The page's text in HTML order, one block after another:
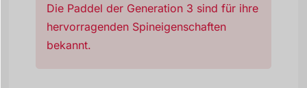
Die Paddel der Generation 3 sind für ihre
hervorragenden Spineigenschaften
bekannt.